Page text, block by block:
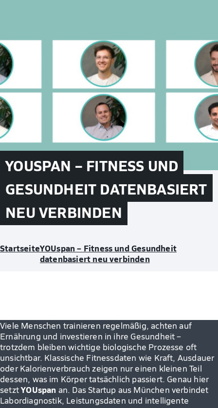
YOUSPAN – FITNESS UND
GESUNDHEIT DATENBASIERT
NEU VERBINDEN
StartseiteYOUspan – Fitness und Gesundheit
datenbasiert neu verbinden
Viele Menschen trainieren regelmäßig, achten auf
Ernährung und investieren in ihre Gesundheit –
trotzdem bleiben wichtige biologische Prozesse oft
unsichtbar. Klassische Fitnessdaten wie Kraft, Ausdauer
oder Kalorienverbrauch zeigen nur einen kleinen Teil
dessen, was im Körper tatsächlich passiert. Genau hier
setztYOUspan an. Das Startup aus München verbindet
Labordiagnostik, Leistungsdaten und intelligente